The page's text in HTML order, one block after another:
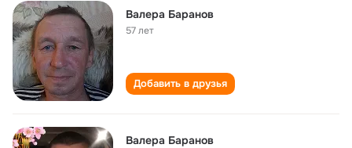
Валера Баранов
57 лет
Добавить в друзья
Валера Баранов